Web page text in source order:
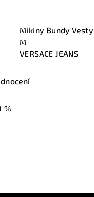
Mikiny Bundy Vesty
M
VERSACE JEANS
%